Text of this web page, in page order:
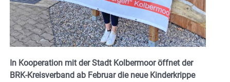
In Kooperation mit der Stadt Kolbermoor öffnet der
BRK-Kreisverband ab Februar die neue Kinderkrippe